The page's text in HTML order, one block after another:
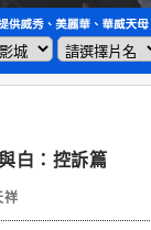
白：控訴篇
祥